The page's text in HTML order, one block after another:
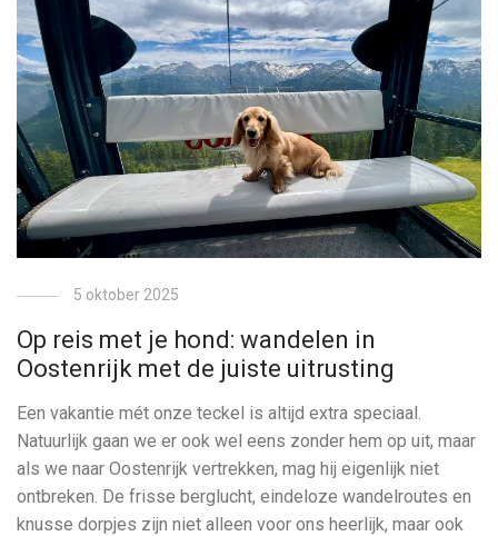
5 oktober 2025
Op reis met je hond: wandelen in
Oostenrijk met de juiste uitrusting
Een vakantie mét onze teckel is altijd extra speciaal.
Natuurlijk gaan we er ook wel eens zonder hem op uit, maar
als we naar Oostenrijk vertrekken, mag hij eigenlijk niet
ontbreken. De frisse berglucht, eindeloze wandelroutes en
knusse dorpjes zijn niet alleen voor ons heerlijk, maar ook